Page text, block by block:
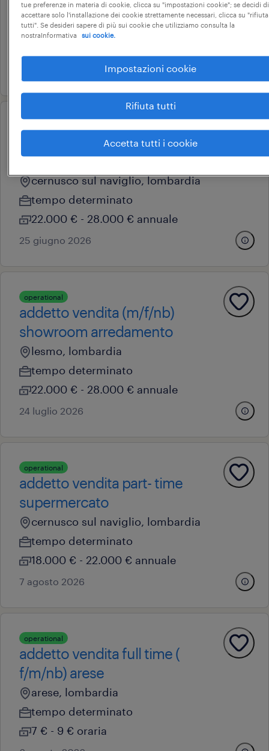
monza, lombardia
tempo indeterminato
addetto vendita full time cat.
protetta
cernusco sul naviglio, lombardia
tempo determinato
22.000 € - 28.000 € annuale
25 giugno 2026
operational
addetto vendita (m/f/nb)
showroom arredamento
lesmo, lombardia
tempo determinato
22.000 € - 28.000 € annuale
24 luglio 2026
operational
addetto vendita part- time
supermercato
cernusco sul naviglio, lombardia
tempo determinato
18.000 € - 22.000 € annuale
7 agosto 2026
operational
addetto vendita full time (
f/m/nb) arese
arese, lombardia
tempo determinato
7 € - 9 € oraria
tue preferenze in materia di cookie, clicca su "impostazioni cookie"; se decidi di
accettare solo l'installazione dei cookie strettamente necessari, clicca su "rifiuta
tutti". Se desideri sapere di più sui cookie che utilizziamo consulta la
nostraInformativa
sui cookie.
Impostazioni cookie
Rifiuta tutti
Accetta tutti i cookie